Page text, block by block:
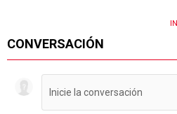
CONVERSACIÓN